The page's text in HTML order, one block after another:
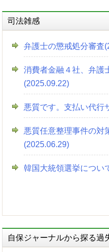
司法雑感
弁護士の懲戒処分審査
消費者金融４社、弁護
(2025.09.22)
悪質です。支払い代行
悪質任意整理事件の
(2025.06.29)
韓国大統領選挙につい
自保ジャーナルから探る過